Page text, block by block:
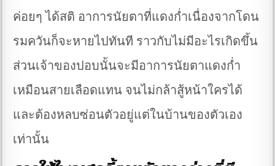
ค่อยๆ ได้สติ อาการนัยตาที่แดงก่ำเนื่องจากโดน
รมควันก็จะหายไปทันที ราวกับไม่มีอะไรเกิดขึ้น
ส่วนเจ้าของปอบนั้นจะมีอาการนัยตาแดงก่ำ
เหมือนสายเลือดแทน จนไม่กล้าสู้หน้าใครได้
และต้องหลบซ่อนตัวอยู่แต่ในบ้านของตัวเอง
เท่านั้น